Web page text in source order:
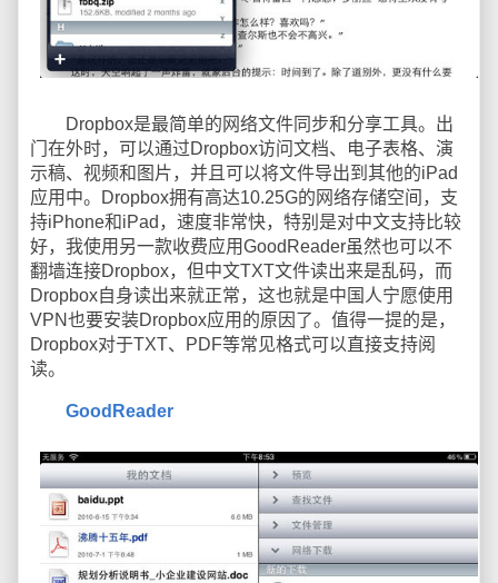
Dropbox是最简单的网络文件同步和分享工具。出
门在外时，可以通过Dropbox访问文档、电子表格、演
示稿、视频和图片，并且可以将文件导出到其他的iPad
应用中。Dropbox拥有高达10.25G的网络存储空间，支
持iPhone和iPad，速度非常快，特别是对中文支持比较
好，我使用另一款收费应用GoodReader虽然也可以不
翻墙连接Dropbox，但中文TXT文件读出来是乱码，而
Dropbox自身读出来就正常，这也就是中国人宁愿使用
VPN也要安装Dropbox应用的原因了。值得一提的是，
Dropbox对于TXT、PDF等常见格式可以直接支持阅
读。
GoodReader